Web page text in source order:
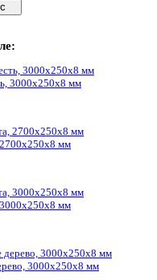
3000x250x8 мм
мм
мм
3000x250x8 мм